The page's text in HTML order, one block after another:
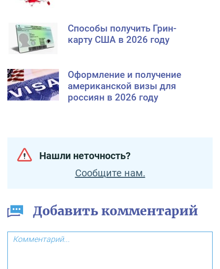
Способы получить Грин-
карту США в 2026 году
Оформление и получение
американской визы для
россиян в 2026 году
Нашли неточность?
Сообщите нам.
Добавить комментарий